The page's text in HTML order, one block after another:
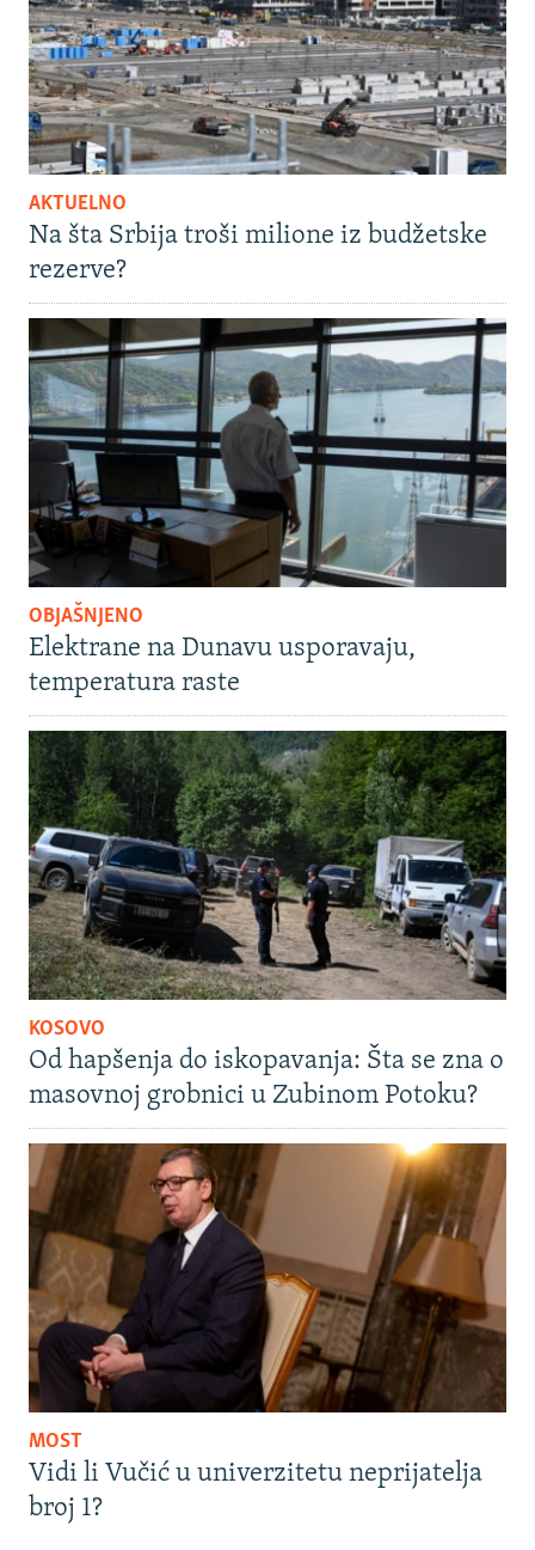
AKTUELNO
Na šta Srbija troši milione iz budžetske
rezerve?
OBJAŠNJENO
Elektrane na Dunavu usporavaju,
temperatura raste
KOSOVO
Od hapšenja do iskopavanja: Šta se zna o
masovnoj grobnici u Zubinom Potoku?
MOST
Vidi li Vučić u univerzitetu neprijatelja
broj 1?